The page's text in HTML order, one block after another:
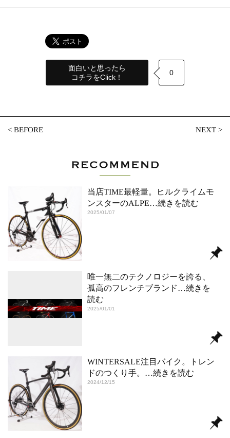
面白いと思ったら
コチラをClick！
0
<BEFORE NEXT>
当店TIME最軽量。ヒルクライムモ
ンスターのALPE…続きを読む
2025/01/07
唯一無二のテクノロジーを誇る、
孤高のフレンチブランド …続きを
読む
2025/01/01
WINTERSALE注目バイク。トレン
ドのつくり手。 …続きを読む
2024/12/15